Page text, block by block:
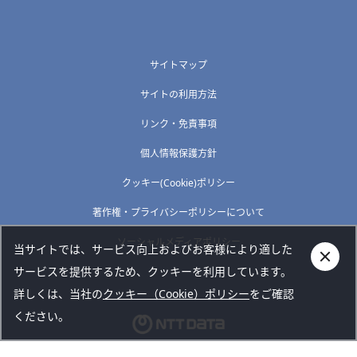
サイトマップ
サイトの利用方法
リンク・免責事項
個人情報保護方針
クッキー(Cookie)ポリシー
著作権・プライバシーポリシーについて
ソーシャルメディアポリシー
当サイトでは、サービス向上およびお客様により適した
サービスを提供するため、クッキーを利用しています。
詳しくは、当社のクッキー（Cookie）ポリシーをご確認
ください。